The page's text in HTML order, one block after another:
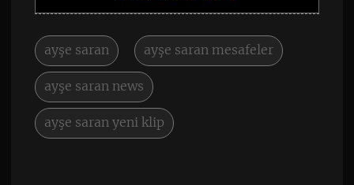
ayşe saran ayşe saran mesafeler
ayşe saran news
ayşe saran yeni klip